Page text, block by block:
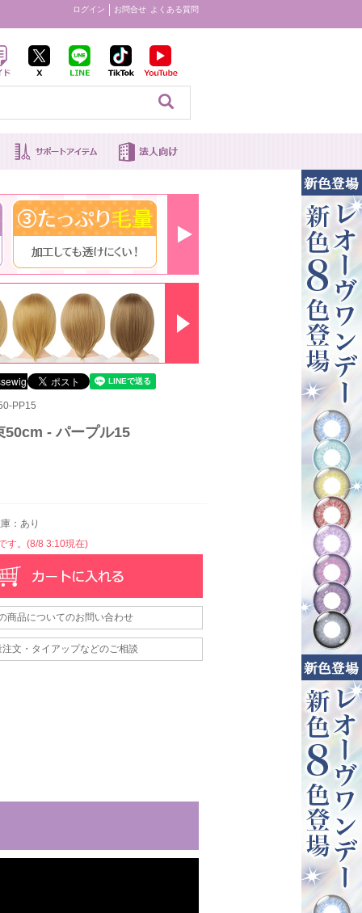
ログイン お問合せ よくある質問
PP15
50cm - パープル15
：あり
す。(8/8 3:10現在)
商品についてのお問い合わせ
注文・タイアップなどのご相談